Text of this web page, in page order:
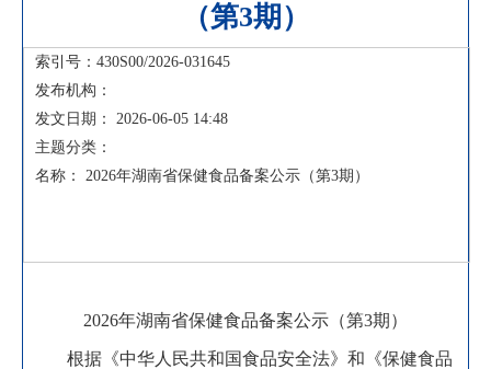
（第3期）
索引号：430S00/2026-031645
发布机构：
发文日期： 2026-06-05 14:48
主题分类：
名称： 2026年湖南省保健食品备案公示（第3期）
2026年湖南省保健食品备案公示（第3期）
根据《中华人民共和国食品安全法》和《保健食品